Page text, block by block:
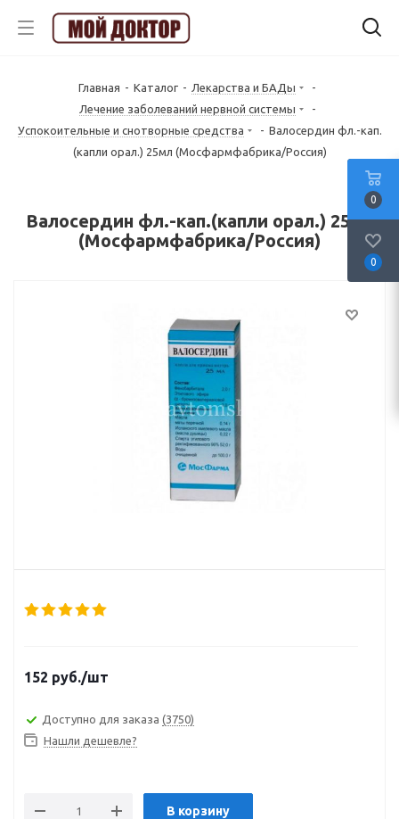
Главная - Каталог - Лекарства и БАДы
-
Лечение заболеваний нервной системы
-
Успокоительные и снотворные средства
- Валосердин фл.-кап.
(капли орал.) 25мл (Мосфармфабрика/Россия)
Валосердин фл.-кап.(капли орал.) 25мл
(Мосфармфабрика/Россия)
152 руб./шт
Доступно для заказа (3750)
Нашли дешевле?
В корзину
0
0